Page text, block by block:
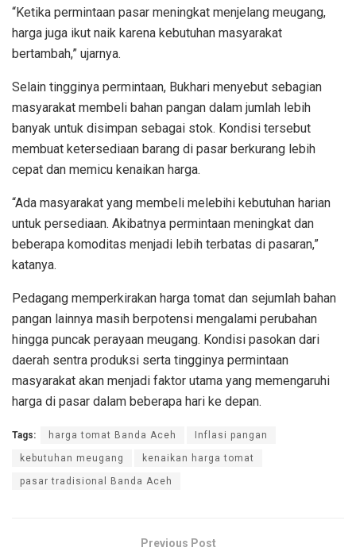
“Ketika permintaan pasar meningkat menjelang meugang,
harga juga ikut naik karena kebutuhan masyarakat
bertambah,” ujarnya.
Selain tingginya permintaan, Bukhari menyebut sebagian
masyarakat membeli bahan pangan dalam jumlah lebih
banyak untuk disimpan sebagai stok. Kondisi tersebut
membuat ketersediaan barang di pasar berkurang lebih
cepat dan memicu kenaikan harga.
“Ada masyarakat yang membeli melebihi kebutuhan harian
untuk persediaan. Akibatnya permintaan meningkat dan
beberapa komoditas menjadi lebih terbatas di pasaran,”
katanya.
Pedagang memperkirakan harga tomat dan sejumlah bahan
pangan lainnya masih berpotensi mengalami perubahan
hingga puncak perayaan meugang. Kondisi pasokan dari
daerah sentra produksi serta tingginya permintaan
masyarakat akan menjadi faktor utama yang memengaruhi
harga di pasar dalam beberapa hari ke depan.
Tags: harga tomat Banda Aceh Inflasi pangan
kebutuhan meugang kenaikan harga tomat
pasar tradisional Banda Aceh
Previous Post